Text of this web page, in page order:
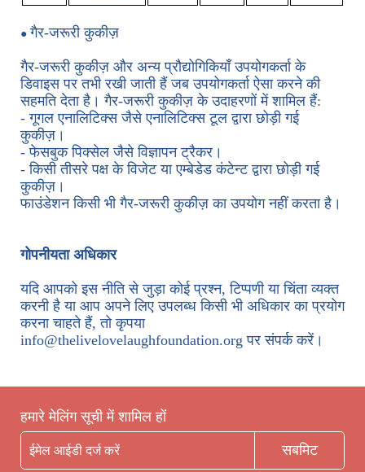
● गैर-जरूरी कुकीज़
गैर-जरूरी कुकीज़ और अन्य प्रौद्योगिकियाँ उपयोगकर्ता के
डिवाइस पर तभी रखी जाती हैं जब उपयोगकर्ता ऐसा करने की
सहमति देता है। गैर-जरूरी कुकीज़ के उदाहरणों में शामिल हैं:
- गूगल एनालिटिक्स जैसे एनालिटिक्स टूल द्वारा छोड़ी गई
कुकीज़।
- फेसबुक पिक्सेल जैसे विज्ञापन ट्रैकर।
- किसी तीसरे पक्ष के विजेट या एम्बेडेड कंटेन्ट द्वारा छोड़ी गई
कुकीज़।
फाउंडेशन किसी भी गैर-जरूरी कुकीज़ का उपयोग नहीं करता है।
गोपनीयता अधिकार
यदि आपको इस नीति से जुड़ा कोई प्रश्न, टिप्पणी या चिंता व्यक्त
करनी है या आप अपने लिए उपलब्ध किसी भी अधिकार का प्रयोग
करना चाहते हैं, तो कृपया
info@thelivelovelaughfoundation.org पर संपर्क करें।
हमारे मेलिंग सूची में शामिल हों